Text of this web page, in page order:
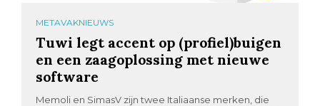
METAVAKNIEUWS
Tuwi legt accent op (profiel)buigen
en een zaagoplossing met nieuwe
software
Memoli en SimasV zijn twee Italiaanse merken, die